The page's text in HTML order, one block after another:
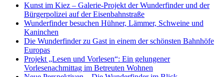
Kunst im Kiez – Galerie-Projekt der Wunderfinder und der
Bürgerpolizei auf der Eisenbahnstraße
Wunderfinder besuchen Hühner, Lämmer, Schweine und
Kaninchen
Die Wunderfinder zu Gast in einem der schönsten Bahnhöfe
Europas
Projekt „Lesen und Vorlesen“: Ein gelungener
Vorlesenachmittag im Betreuten Wohnen